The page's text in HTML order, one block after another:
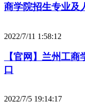
商学院招生专业及
2022/7/11 1:58:12
【官网】兰州工
口
2022/7/5 19:14:17